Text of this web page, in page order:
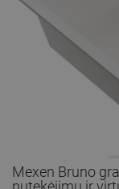
Mexen Bruno